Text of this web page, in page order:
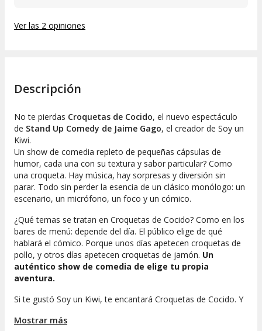
Ver las 2 opiniones
Descripción
No te pierdas Croquetas de Cocido, el nuevo espectáculo
de Stand Up Comedy de Jaime Gago, el creador de Soy un
Kiwi.
Un show de comedia repleto de pequeñas cápsulas de
humor, cada una con su textura y sabor particular? Como
una croqueta. Hay música, hay sorpresas y diversión sin
parar. Todo sin perder la esencia de un clásico monólogo: un
escenario, un micrófono, un foco y un cómico.
¿Qué temas se tratan en Croquetas de Cocido? Como en los
bares de menú: depende del día. El público elige de qué
hablará el cómico. Porque unos días apetecen croquetas de
pollo, y otros días apetecen croquetas de jamón. Un
auténtico show de comedia de elige tu propia
aventura.
Si te gustó Soy un Kiwi, te encantará Croquetas de Cocido. Y
quete lo vas a pasar pirata.
Mostrar más